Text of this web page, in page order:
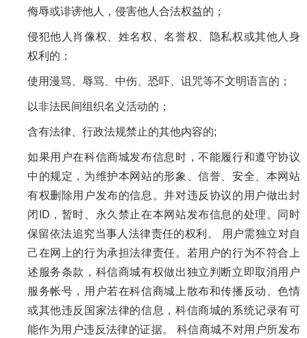
侮辱或诽谤他人，侵害他人合法权益的；
侵犯他人肖像权、姓名权、名誉权、隐私权或其他人身
权利的；
使用漫骂、辱骂、中伤、恐吓、诅咒等不文明语言的；
以非法民间组织名义活动的；
含有法律、行政法规禁止的其他内容的;
如果用户在科信商城发布信息时，不能履行和遵守协议
中的规定，为维护本网站的形象、信誉、安全、本网站
有权删除用户发布的信息。并对违反协议的用户做出封
闭ID，暂时、永久禁止在本网站发布信息的处理。同时
保留依法追究当事人法律责任的权利。 用户需独立对自
己在网上的行为承担法律责任。若用户的行为不符合上
述服务条款，科信商城有权做出独立判断立即取消用户
服务帐号，用户若在科信商城上散布和传播反动、色情
或其他违反国家法律的信息，科信商城的系统记录有可
能作为用户违反法律的证据。 科信商城不对用户所发布